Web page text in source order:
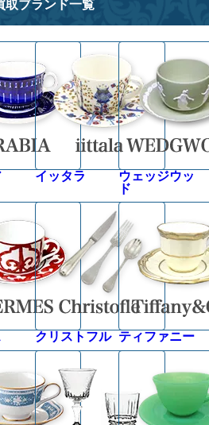
取ブランド一覧
イッタラ
ウェッジウッ
ド
クリストフル ティファニー